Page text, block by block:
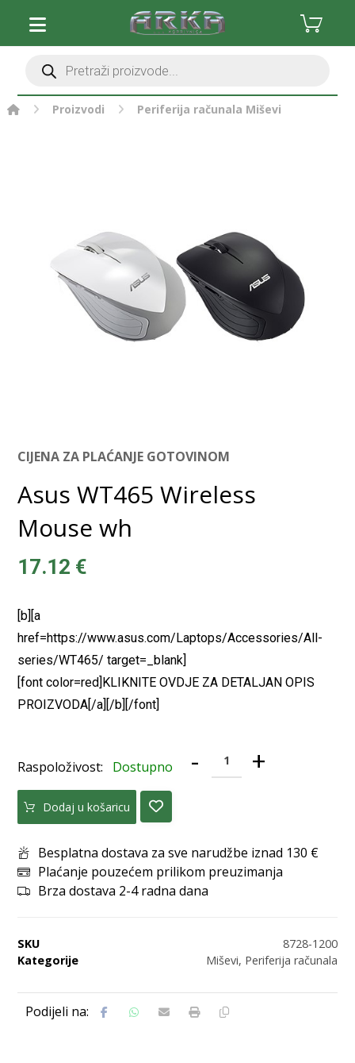
Proizvodi Periferija računala Miševi
CIJENA ZA PLAĆANJE GOTOVINOM
Asus WT465 Wireless
Mouse wh
17.12 €
[b][a
href=https://www.asus.com/Laptops/Accessories/All-
series/WT465/ target=_blank]
[font color=red]KLIKNITE OVDJE ZA DETALJAN OPIS
PROIZVODA[/a][/b][/font]
Raspoloživost: Dostupno - +
Dodaj u košaricu
Besplatna dostava za sve narudžbe iznad 130 €
Plaćanje pouzećem prilikom preuzimanja
Brza dostava 2-4 radna dana
SKU
8728-1200
Kategorije
Miševi, Periferija računala